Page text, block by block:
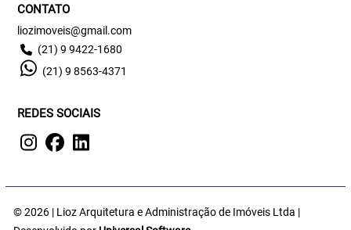
CONTATO
liozimoveis@gmail.com
(21) 9 9422-1680
(21) 9 8563-4371
REDES SOCIAIS
© 2026 | Lioz Arquitetura e Administração de Imóveis Ltda |